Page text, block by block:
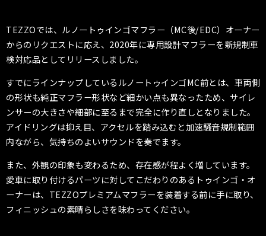
TEZZOでは、ルノートゥインゴマフラー（MC後/EDC）オーナー
からのリクエストに応え、2020年に専用設計マフラーを新規制車
検対応品としてリリースしました。
すでにラインナップしているルノートゥインゴMC前とは、車両側
の形状も純正マフラー形状など細かい点も異なったため、サイレ
ンサーの大きさや細部に至るまで完全に作り直しとなりました。
アイドリングは抑え目、アクセルを踏み込むと加速騒音規制範囲
内ながら、気持ちのよいサウンドを奏でます。
また、外観の印象も変わるため、存在感が程よく増しています。
愛車に取り付けるパーツに対してこだわりのあるトゥインゴ・オ
ーナーは、TEZZOプレミアムマフラーを装着する前に手に取り、
フィニッシュの素晴らしさを味わってください。